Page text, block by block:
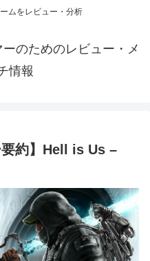
ムをレビュー・分析
のためのレビュー・メ
情報
要約】Hell is Us –